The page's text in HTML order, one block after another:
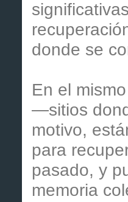
donde se
En el
—sitios
motivo,
para
pasado, y
memoria